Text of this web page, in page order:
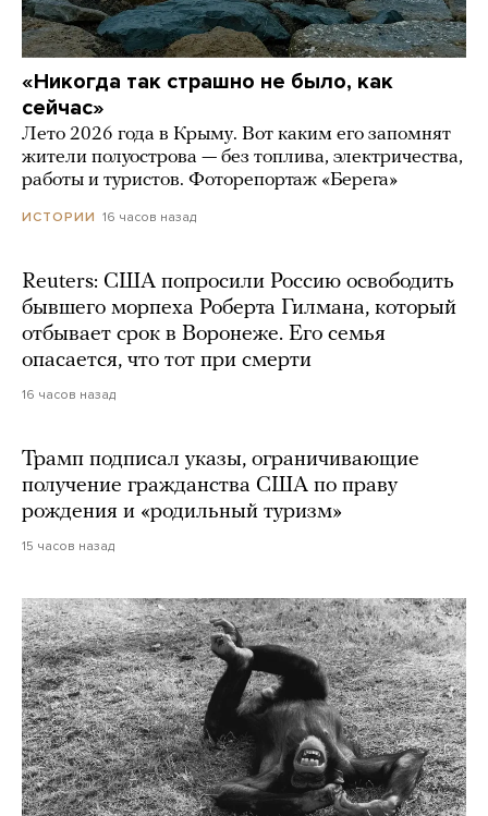
«Никогда так страшно не было, как
сейчас»
Лето 2026 года в Крыму. Вот каким его запомнят
жители полуострова — без топлива, электричества,
работы и туристов. Фоторепортаж «Берега»
ИСТОРИИ 16 часов назад
Reuters: США попросили Россию освободить
бывшего морпеха Роберта Гилмана, который
отбывает срок в Воронеже. Его семья
опасается, что тот при смерти
16 часов назад
Трамп подписал указы, ограничивающие
получение гражданства США по праву
рождения и «родильный туризм»
15 часов назад